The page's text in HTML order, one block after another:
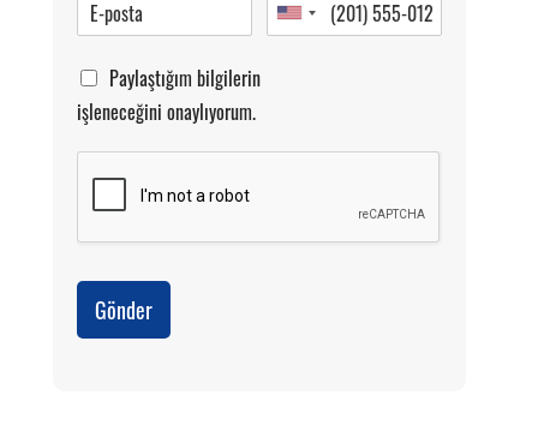
Paylaştığım bilgilerin
işleneceğini onaylıyorum.
Gönder